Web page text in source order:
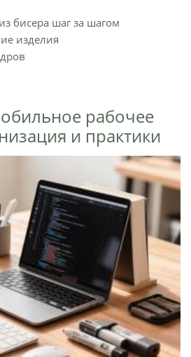
бисера шаг за шагом
изделия
рабочее
и практики